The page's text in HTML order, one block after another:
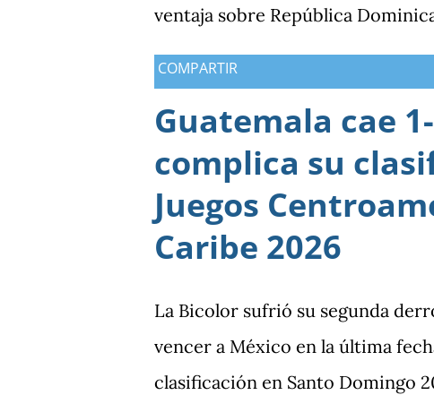
ventaja sobre República
medallas de plata, aunque
oros (10).
COMPARTIR
Guatemala cae
complica su
Juegos
Caribe 2026
La Bicolor sufrió su segunda
vencer a México en la última
clasificación en Santo Domingo